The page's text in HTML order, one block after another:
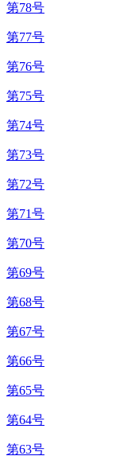
第78号
第77号
第76号
第75号
第74号
第73号
第72号
第71号
第70号
第69号
第68号
第67号
第66号
第65号
第64号
第63号